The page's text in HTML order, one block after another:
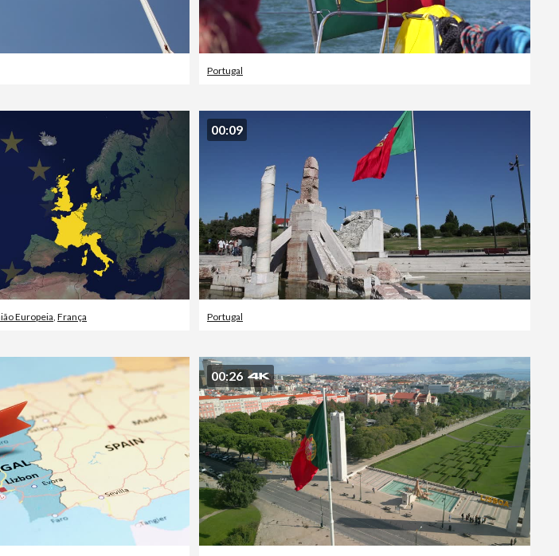
Portugal
Europeia, França
00:09
Portugal
00:26